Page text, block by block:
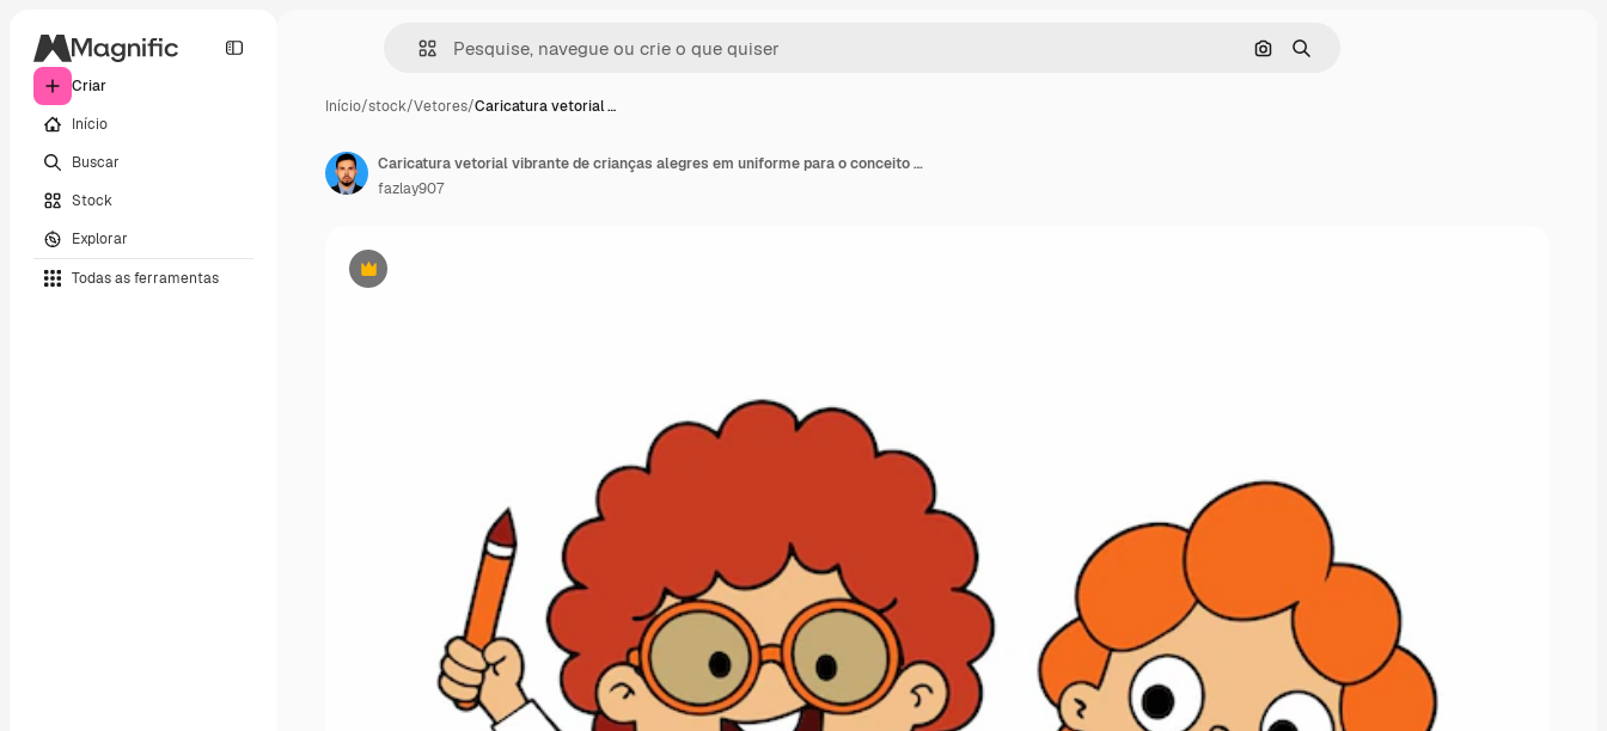
Criar
Início
Buscar
Stock
Explorar
Todas as ferramentas
Pesquisar por imagem
Buscar
Início/stock/Vetores/Caricatura vetorial …
Premium
Caricatura vetorial vibrante de crianças alegres em uniforme para o conceito de design do Dia de Volta à Escola
fazlay907